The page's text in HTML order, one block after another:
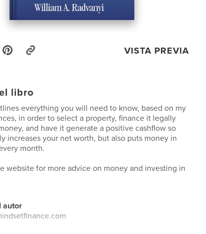
VISTA PREVIA
libro
everything you will need to know, based on my
in order to select a property, finance it legally
and have it generate a positive cashflow so
increases your net worth, but also puts money in
month.
website for more advice on money and investing in
autor